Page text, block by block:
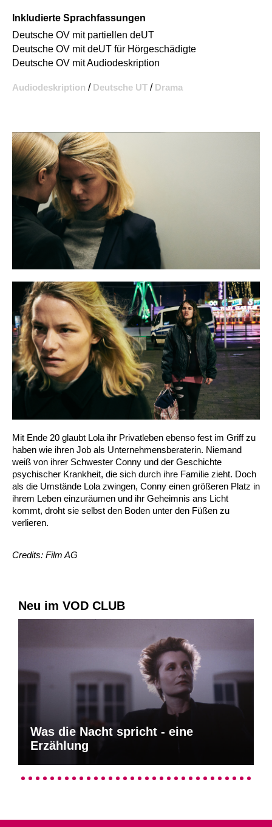
Inkludierte Sprachfassungen
Deutsche OV mit partiellen deUT
Deutsche OV mit deUT für Hörgeschädigte
Deutsche OV mit Audiodeskription
Audiodeskription / Deutsche UT / Drama
Mit Ende 20 glaubt Lola ihr Privatleben ebenso fest im Griff zu
haben wie ihren Job als Unternehmensberaterin. Niemand
weiß von ihrer Schwester Conny und der Geschichte
psychischer Krankheit, die sich durch ihre Familie zieht. Doch
als die Umstände Lola zwingen, Conny einen größeren Platz in
ihrem Leben einzuräumen und ihr Geheimnis ans Licht
kommt, droht sie selbst den Boden unter den Füßen zu
verlieren.
Credits: Film AG
Neu im VOD CLUB
Was die Nacht spricht - eine
Erzählung